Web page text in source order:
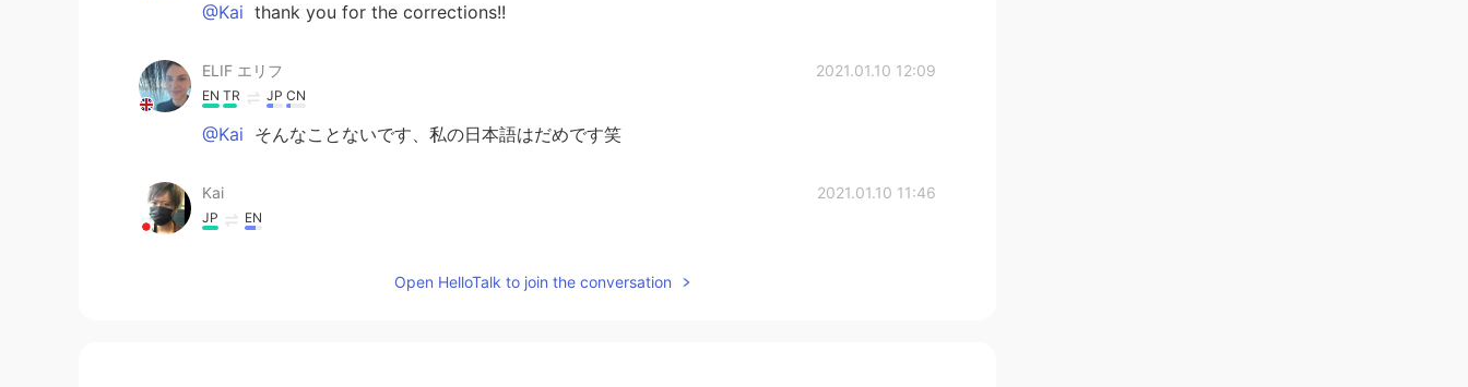
@Kai thank you for the corrections!!
ELIF エリフ 2021.01.10 12:09
EN TR JP CN
@Kai そんなことないです、私の日本語はだめです笑
Kai 2021.01.10 11:46
JP EN
Open HelloTalk to join the conversation